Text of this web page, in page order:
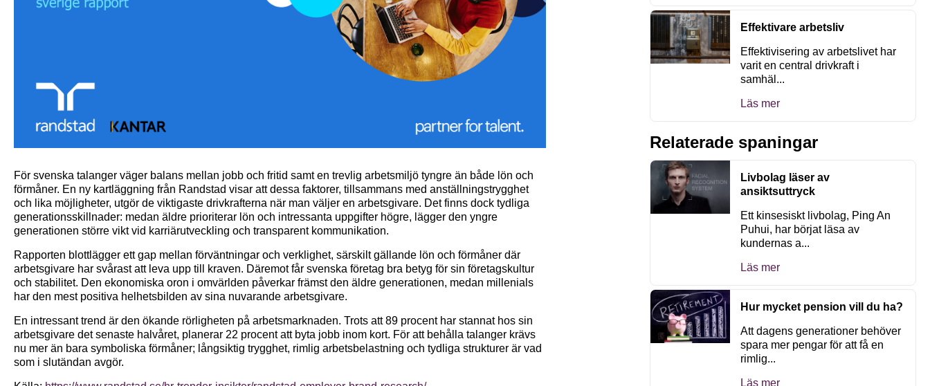
För svenska talanger väger balans mellan jobb och fritid samt en trevlig arbetsmiljö tyngre än både lön och
förmåner. En ny kartläggning från Randstad visar att dessa faktorer, tillsammans med anställningstrygghet
och lika möjligheter, utgör de viktigaste drivkrafterna när man väljer en arbetsgivare. Det finns dock tydliga
generationsskillnader: medan äldre prioriterar lön och intressanta uppgifter högre, lägger den yngre
generationen större vikt vid karriärutveckling och transparent kommunikation.
Rapporten blottlägger ett gap mellan förväntningar och verklighet, särskilt gällande lön och förmåner där
arbetsgivare har svårast att leva upp till kraven. Däremot får svenska företag bra betyg för sin företagskultur
och stabilitet. Den ekonomiska oron i omvärlden påverkar främst den äldre generationen, medan millenials
har den mest positiva helhetsbilden av sina nuvarande arbetsgivare.
En intressant trend är den ökande rörligheten på arbetsmarknaden. Trots att 89 procent har stannat hos sin
arbetsgivare det senaste halvåret, planerar 22 procent att byta jobb inom kort. För att behålla talanger krävs
nu mer än bara symboliska förmåner; långsiktig trygghet, rimlig arbetsbelastning och tydliga strukturer är vad
som i slutändan avgör.
Effektivare arbetsliv
Effektivisering av arbetslivet har
varit en central drivkraft i
samhäl...
Läs mer
Relaterade spaningar
Livbolag läser av
ansiktsuttryck
Ett kinsesiskt livbolag, Ping An
Puhui, har börjat läsa av
kundernas a...
Läs mer
Hur mycket pension vill du ha?
Att dagens generationer behöver
spara mer pengar för att få en
rimlig...
Läs mer